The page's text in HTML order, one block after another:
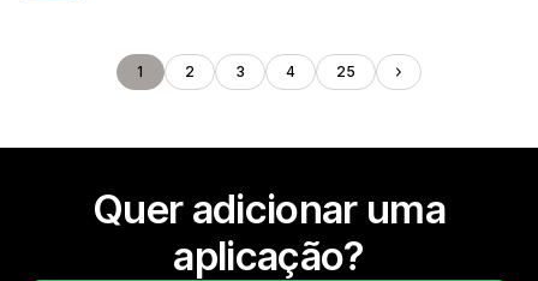
1 2 3 4 25
Quer adicionar uma
aplicação?